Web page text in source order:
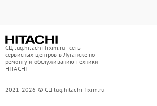
СЦ lug.hitachi-fixim.ru - сеть
сервисных центров в Луганске по
ремонту и обслуживанию техники
HITACHI
2021-2026 © СЦ lug.hitachi-fixim.ru